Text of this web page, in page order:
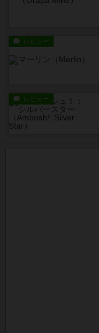
レビュー
レビュー